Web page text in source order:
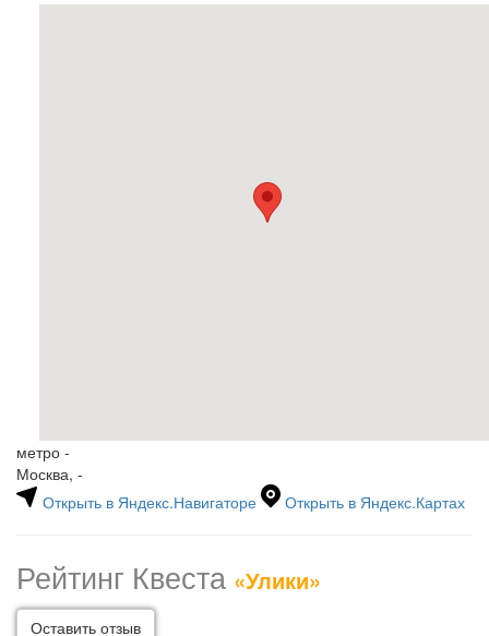
метро -
Москва, -
Открыть в Яндекс.Навигаторе
Открыть в Яндекс.Картах
Рейтинг Квеста «Улики»
Оставить отзыв